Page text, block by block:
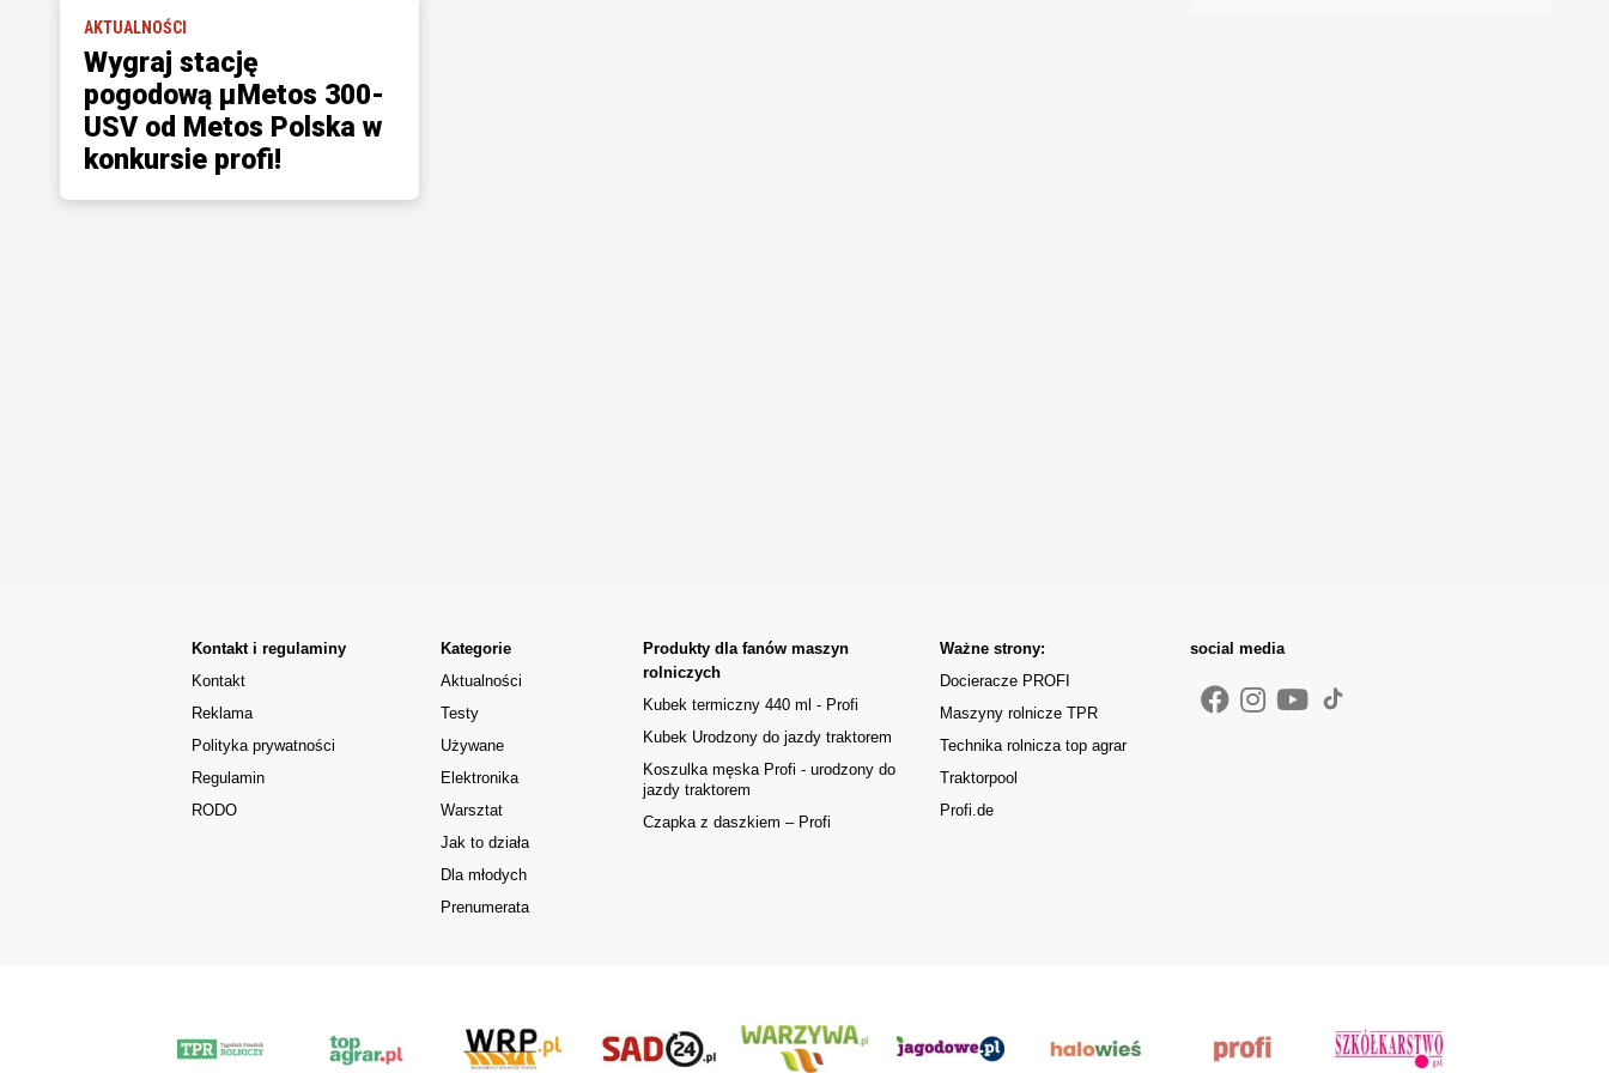
AKTUALNOŚCI
Wygraj stację
pogodową µMetos 300-
USV od Metos Polska w
konkursie profi!
Kontakt i regulaminy
Kontakt
Reklama
Polityka prywatności
Regulamin
RODO
Kategorie
Aktualności
Testy
Używane
Elektronika
Warsztat
Jak to działa
Dla młodych
Prenumerata
Produkty dla fanów maszyn
rolniczych
Kubek termiczny 440 ml - Profi
Kubek Urodzony do jazdy traktorem
Koszulka męska Profi - urodzony do
jazdy traktorem
Czapka z daszkiem – Profi
Ważne strony:
Docieracze PROFI
Maszyny rolnicze TPR
Technika rolnicza top agrar
Traktorpool
Profi.de
social media